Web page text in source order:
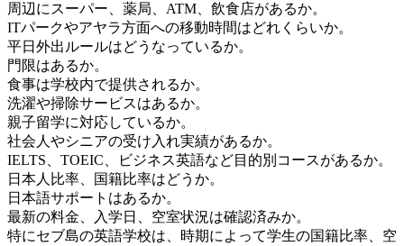
周辺にスーパー、薬局、ATM、飲食店があるか。
ITパークやアヤラ方面への移動時間はどれくらいか。
平日外出ルールはどうなっているか。
門限はあるか。
食事は学校内で提供されるか。
洗濯や掃除サービスはあるか。
親子留学に対応しているか。
社会人やシニアの受け入れ実績があるか。
IELTS、TOEIC、ビジネス英語など目的別コースがあるか。
日本人比率、国籍比率はどうか。
日本語サポートはあるか。
最新の料金、入学日、空室状況は確認済みか。
特にセブ島の英語学校は、時期によって学生の国籍比率、空